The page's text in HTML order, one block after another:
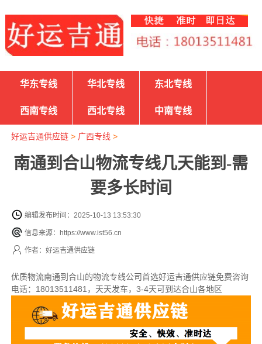
华东专线 华北专线 东北专线
西南专线 西北专线 中南专线
好运吉通供应链> 广西专线 >
南通到合山物流专线几天能到-需
要多长时间
编辑发布时间：2025-10-13 13:53:30
信息来源：https://www.ist56.cn
作者：好运吉通供应链
优质物流南通到合山的物流专线公司首选好运吉通供应链免费咨询
电话：18013511481 ，天天发车，3-4天可到达合山各地区